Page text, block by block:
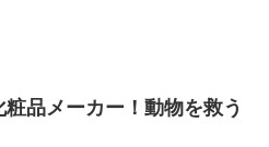
品メーカー！動物を救う